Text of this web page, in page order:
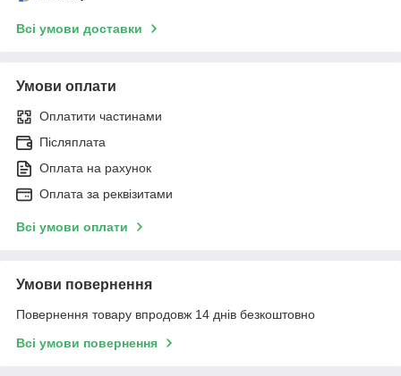
Всі умови доставки
Умови оплати
Оплатити частинами
Післяплата
Оплата на рахунок
Оплата за реквізитами
Всі умови оплати
Умови повернення
Повернення товару впродовж 14 днів безкоштовно
Всі умови повернення